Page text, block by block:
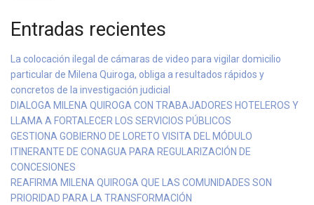
Entradas recientes
La colocación ilegal de cámaras de video para vigilar domicilio
particular de Milena Quiroga, obliga a resultados rápidos y
concretos de la investigación judicial
DIALOGA MILENA QUIROGA CON TRABAJADORES HOTELEROS Y
LLAMA A FORTALECER LOS SERVICIOS PÚBLICOS
GESTIONA GOBIERNO DE LORETO VISITA DEL MÓDULO
ITINERANTE DE CONAGUA PARA REGULARIZACIÓN DE
CONCESIONES
REAFIRMA MILENA QUIROGA QUE LAS COMUNIDADES SON
PRIORIDAD PARA LA TRANSFORMACIÓN